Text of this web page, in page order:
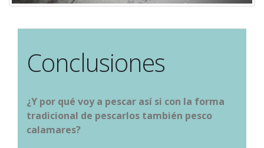
Conclusiones
¿Y por qué voy a pescar así si con la forma
tradicional de pescarlos también pesco
calamares?